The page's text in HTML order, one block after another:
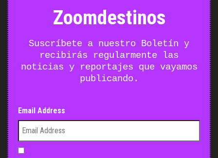
Zoomdestinos
Suscríbete a nuestro Boletín y
recibirás regularmente las
noticias y reportajes que vayamos
publicando.
Email Address